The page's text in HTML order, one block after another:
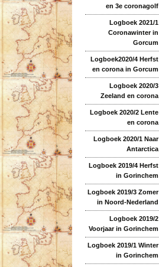
en 3e coronagolf
Logboek 2021/1
Coronawinter in
Gorcum
Logboek2020/4 Herfst
en corona in Gorcum
Logboek 2020/3
Zeeland en corona
Logboek 2020/2 Lente
en corona
Logboek 2020/1 Naar
Antarctica
Logboek 2019/4 Herfst
in Gorinchem
Logboek 2019/3 Zomer
in Noord-Nederland
Logboek 2019/2
Voorjaar in Gorinchem
Logboek 2019/1 Winter
in Gorinchem